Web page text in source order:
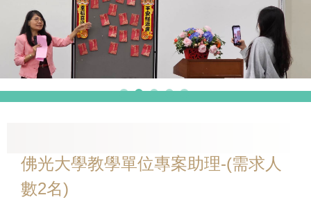
佛光大學教學單位專案助理-(需求人
數2名)